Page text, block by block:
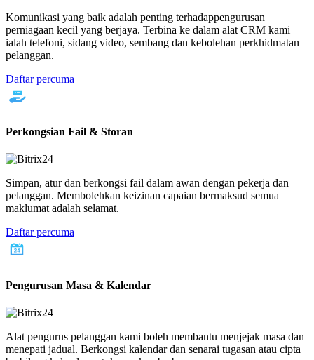
Komunikasi yang baik adalah penting terhadappengurusan
perniagaan kecil yang berjaya. Terbina ke dalam alat CRM kami
ialah telefoni, sidang video, sembang dan kebolehan perkhidmatan
pelanggan.
Daftar percuma
Perkongsian Fail & Storan
Simpan, atur dan berkongsi fail dalam awan dengan pekerja dan
pelanggan. Membolehkan keizinan capaian bermaksud semua
maklumat adalah selamat.
Daftar percuma
Pengurusan Masa & Kalendar
Alat pengurus pelanggan kami boleh membantu menjejak masa dan
menepati jadual. Berkongsi kalendar dan senarai tugasan atau cipta